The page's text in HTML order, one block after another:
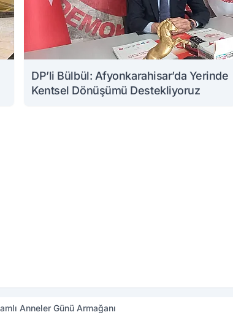
DP’li Bülbül: Afyonkarahisar’da Yerinde
Kentsel Dönüşümü Destekliyoruz
Anneler Günü Armağanı